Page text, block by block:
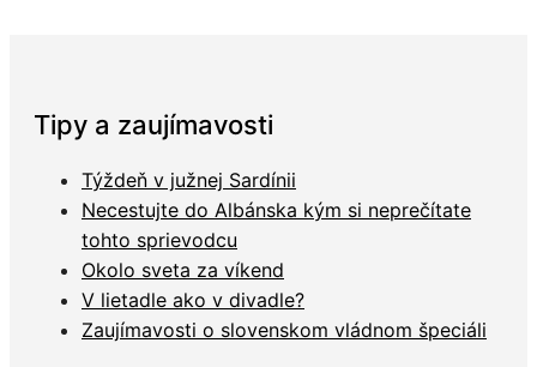
Tipy a zaujímavosti
Týždeň v južnej Sardínii
Necestujte do Albánska kým si neprečítate
tohto sprievodcu
Okolo sveta za víkend
V lietadle ako v divadle?
Zaujímavosti o slovenskom vládnom špeciáli